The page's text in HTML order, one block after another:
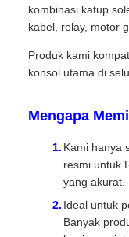
kombinasi.katup
kabel, relay, motor
Produk kami
konsol utama di
Mengapa
Kami hanya
resmi untuk
yang akurat.
Ideal untuk
Banyak